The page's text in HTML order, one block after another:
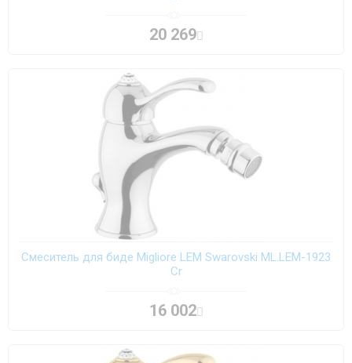
20 269
Смеситель для биде Migliore LEM Swarovski ML.LEM-1923
Cr
16 002